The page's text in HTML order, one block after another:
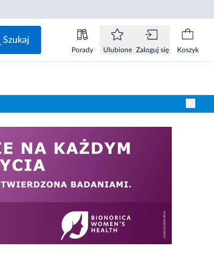
Szukaj
Porady Ulubione Zaloguj się Koszyk